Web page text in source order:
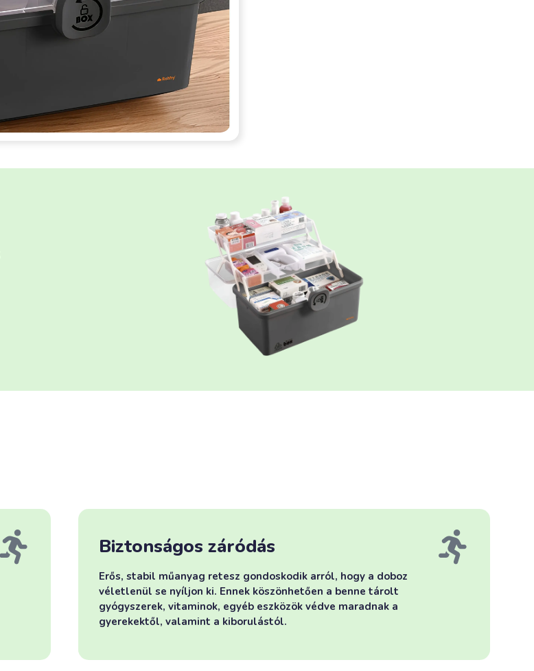
Biztonságos záródás
Erős, stabil műanyag retesz gondoskodik arról, hogy a doboz
véletlenül se nyíljon ki. Ennek köszönhetően a benne tárolt
gyógyszerek, vitaminok, egyéb eszközök védve maradnak a
gyerekektől, valamint a kiborulástól.